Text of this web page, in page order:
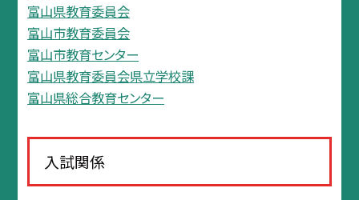
富山県教育委員会
富山市教育委員会
富山市教育センター
富山県教育委員会県立学校課
富山県総合教育センター
入試関係